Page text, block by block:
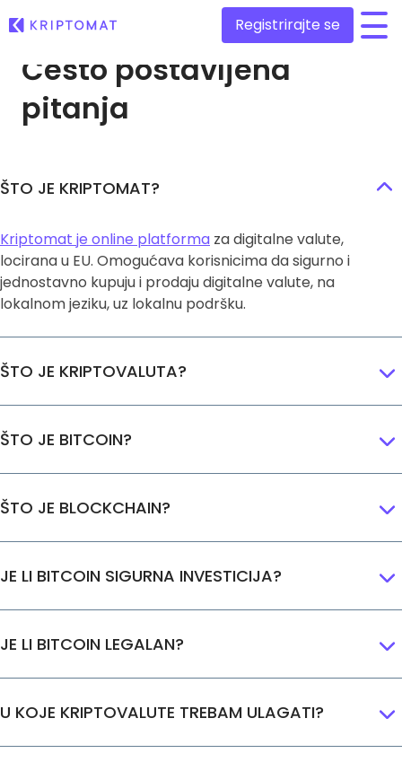
Sve cijene
Više od 300 kriptovaluta
Da ste investirali 100 eura u…
...danas biste imali
Kupite i prodajte kriptovalute
Kupite preko 300 kriptovaluta
Razmjenite kriptovalute
Više od 1000 parova
Inteligentni portfelji
Pametno ulaganje u kripto
Kriptomat novčanik
KriptoEarn
Trezor
Redovita planirana ulaganja (DCA)
Upozorenja o cijenama
Otkrijte prilike za ulaganje
Analitika portfelja
Registrirajte se
Često postavljena
pitanja
ŠTO JE KRIPTOMAT?
Kriptomat je online platforma za digitalne valute,
locirana u EU. Omogućava korisnicima da sigurno i
jednostavno kupuju i prodaju digitalne valute, na
lokalnom jeziku, uz lokalnu podršku.
ŠTO JE KRIPTOVALUTA?
ŠTO JE BITCOIN?
ŠTO JE BLOCKCHAIN?
JE LI BITCOIN SIGURNA INVESTICIJA?
JE LI BITCOIN LEGALAN?
U KOJE KRIPTOVALUTE TREBAM ULAGATI?